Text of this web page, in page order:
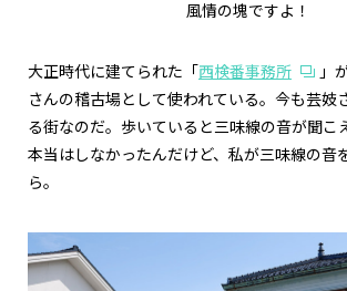
風情の塊ですよ！
大正時代に建てられた「 西検番事務所
」
さんの稽古場として使われている。今も芸妓
る街なのだ。歩いていると三味線の音が聞こ
本当はしなかったんだけど、私が三味線の音
ら。